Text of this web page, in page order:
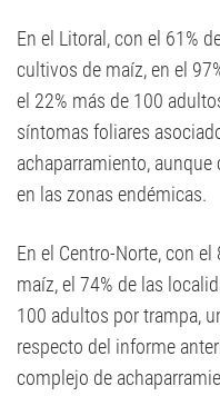
En el Litoral, con el 61%
cultivos de maíz, en el
el 22% más de 100
síntomas foliares
achaparramiento,
en las zonas endémicas.
En el Centro-Norte, con
maíz, el 74% de las
100 adultos por trampa,
respecto del informe
complejo de